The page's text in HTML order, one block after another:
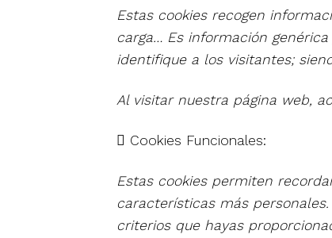
Estas cookies recogen
carga… Es información
identifique a los visitantes;
Al visitar nuestra página web,
 Cookies Funcionales:
Estas cookies permiten
características más
criterios que hayas